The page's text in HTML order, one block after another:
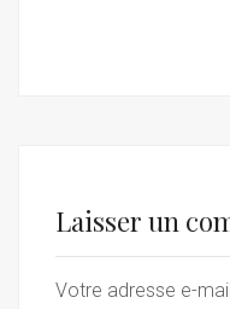
Laisser un
Votre adresse e-